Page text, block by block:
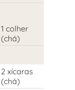
1 colher
(chá)
2 xícaras
(chá)